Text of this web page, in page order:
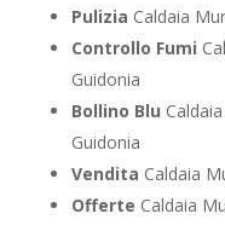
Pulizia Caldaia
Controllo Fumi
Guidonia
Bollino Blu
Guidonia
Vendita Caldaia
Offerte Caldaia